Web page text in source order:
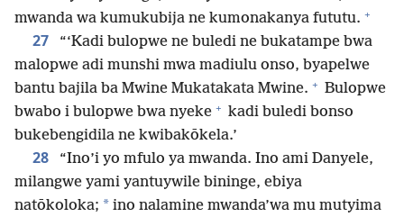
mwanda wa kumukubija ne kumonakanya fututu. +
27
“‘Kadi bulopwe ne buledi ne bukatampe bwa
malopwe adi munshi mwa madiulu onso, byapelwe
bantu bajila ba Mwine Mukatakata Mwine. + Bulopwe
bwabo i bulopwe bwa nyeke + kadi buledi bonso
bukebengidila ne kwibakōkela.’
28
“Ino’i yo mfulo ya mwanda. Ino ami Danyele,
milangwe yami yantuywile bininge, ebiya
natōkoloka; * ino nalamine mwanda’wa mu mutyima